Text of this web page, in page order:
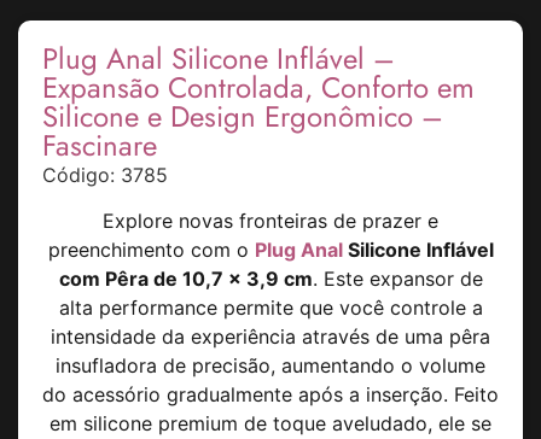
Plug Anal Silicone Inflável –
Expansão Controlada, Conforto em
Silicone e Design Ergonômico –
Fascinare
Código: 3785
Explore novas fronteiras de prazer e
preenchimento com o Plug AnalSilicone Inflável
com Pêra de 10,7 x 3,9 cm. Este expansor de
alta performance permite que você controle a
intensidade da experiência através de uma pêra
insufladora de precisão, aumentando o volume
do acessório gradualmente após a inserção. Feito
em silicone premium de toque aveludado, ele se